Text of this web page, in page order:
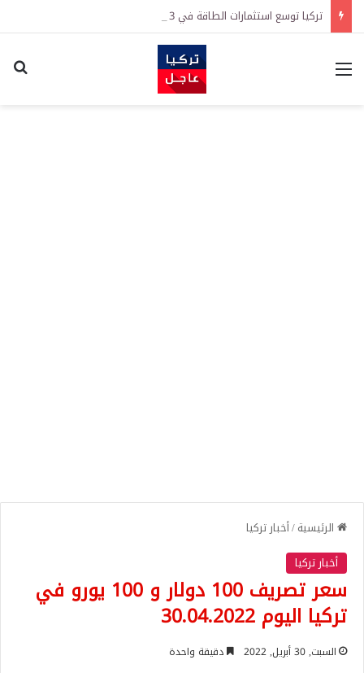
تركيا توسع استثمارات الطاقة في 3 قارات وتكشف هدفاً كبيراً
القائمة
الرئيسية/أخبار تركيا
أخبار تركيا
سعر تصريف 100 دولار و 100 يورو في
تركيا اليوم 30.04.2022
السبت, 30 أبريل, 2022 دقيقة واحدة